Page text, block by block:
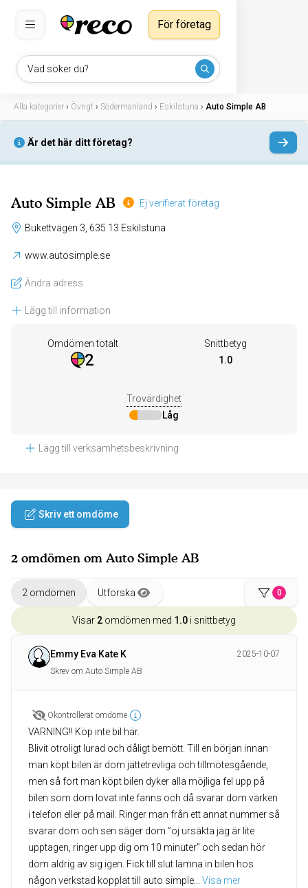
Vad söker du?
För företag
Alla kategorier › Övrigt › Södermanland › Eskilstuna › Auto Simple AB
Är det här ditt företag?
Auto Simple AB Ej verifierat företag
Bukettvägen 3, 635 13 Eskilstuna
www.autosimple.se
Ändra adress
Lägg till information
Omdömen totalt
2
Snittbetyg
1.0
Trovärdighet
Låg
Lägg till verksamhetsbeskrivning
Skriv ett omdöme
2 omdömen om Auto Simple AB
2 omdömen Utforska 0
Visar 2 omdömen med 1.0 i snittbetyg
Emmy Eva Kate K
2025-10-07
Skrev om Auto Simple AB
Okontrollerat omdöme
VARNING!! Köp inte bil här.
Blivit otroligt lurad och dåligt bemött. Till en början innan
man köpt bilen är dom jättetrevliga och tillmötesgående,
men så fort man köpt bilen dyker alla möjliga fel upp på
bilen som dom lovat inte fanns och då svarar dom varken
i telefon eller på mail. Ringer man från ett annat nummer så
svarar dom och sen säger dom ”oj ursäkta jag är lite
upptagen, ringer upp dig om 10 minuter” och sedan hör
dom aldrig av sig igen. Fick till slut lämna in bilen hos
någon verkstad kopplat till auto simple
Visa mer